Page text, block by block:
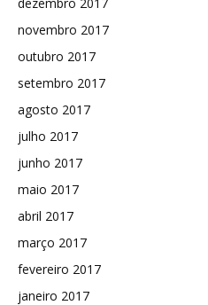
novembro 2017
outubro 2017
setembro 2017
agosto 2017
julho 2017
junho 2017
maio 2017
abril 2017
março 2017
fevereiro 2017
janeiro 2017